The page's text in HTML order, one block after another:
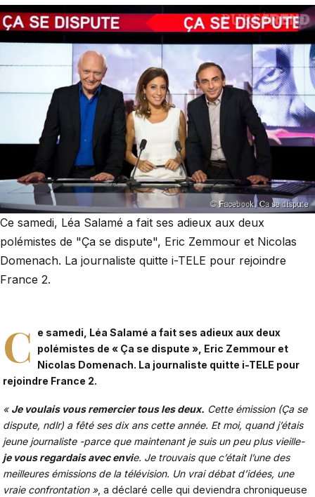
Ce samedi, Léa Salamé a fait ses adieux aux deux
polémistes de "Ça se dispute", Eric Zemmour et Nicolas
Domenach. La journaliste quitte i-TELE pour rejoindre
France 2.
C e samedi, Léa Salamé a fait ses adieux aux deux
polémistes de « Ça se dispute », Eric Zemmour et
Nicolas Domenach. La journaliste quitte i-TELE pour
rejoindre France 2.
«Je voulais vous remercier tous les deux. Cette émission (Ça se
dispute, ndlr) a fêté ses dix ans cette année. Et moi, quand j’étais
jeune journaliste -parce que maintenant je suis un peu plus vieille-
je vous regardais avec envie. Je trouvais que c’était l’une des
meilleures émissions de la télévision. Un vrai débat d’idées, une
vraie confrontation », a déclaré celle qui deviendra chroniqueuse